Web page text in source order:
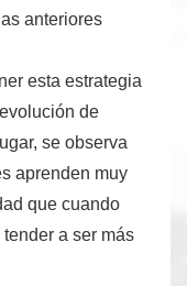
anteriores
esta estrategia
de
se observa
aprenden muy
que cuando
a ser más